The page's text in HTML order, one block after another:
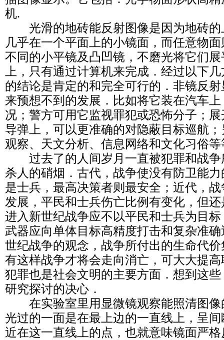
机.
光滑的地砖能反射图像是因为地砖的
几乎在一个平面上的小镜面，而任意物
不同的小平镜及凸凹镜，不磨光将它们
上，只有通过计算机来完成．经过以下
的结论是肯定的和完全可行的．非镜反
来预想不到的发展．比如将它装在汽车
况；警方可用它监视罪犯或恐怖分子；
导弹上，可以更准确的对隐蔽目标巡航
观察、天文分析、信息网络和文化习俗
过去了的人间岁月一直被犯罪和战争
杀人的硝烟．古代，战争使没有防卫能
是士兵，最高决策者则最安全；近代，
发展，平民和士兵伤亡比例有变化，但
进入新世纪战争应不以平民和士兵为目
武器应向单体目标高精度打击和复杂准
世纪战争的观念，战争所付出的生命代
有这样战争才将会走向消亡，可大大提
犯罪也是社会文明的主要方面．想到这
研究探讨的决心．
在实验室里用显微镜观察能照清图像
光过的一面是在最上边的一直线上，呈
近在这一直线上的点，也就意味镜面严